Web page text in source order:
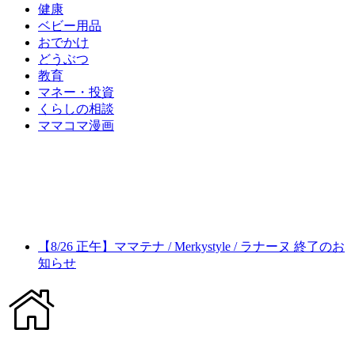
健康
ベビー用品
おでかけ
どうぶつ
教育
マネー・投資
くらしの相談
ママコマ漫画
【8/26 正午】ママテナ / Merkystyle / ラナーヌ 終了のお
知らせ